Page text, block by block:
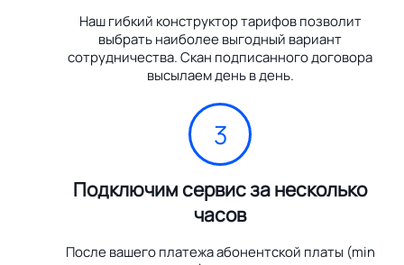
Наш гибкий конструктор тарифов позволит
выбрать наиболее выгодный вариант
сотрудничества. Скан подписанного договора
высылаем день в день.
3
Подключим сервис за несколько
часов
После вашего платежа абонентской платы (min